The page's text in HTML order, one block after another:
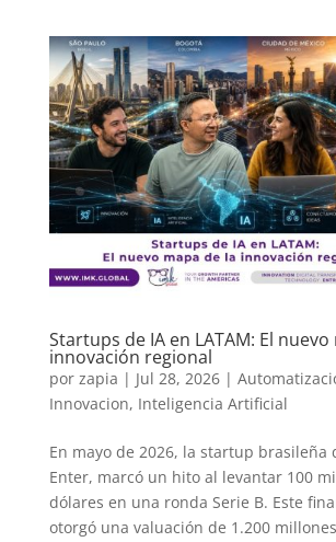
Startups de IA en LATAM: El
innovación regional
por zapia | Jul 28, 2026|
Innovacion, Inteligencia Artificial
En mayo de 2026, la startup brasileña
Enter, marcó un hito al levantar 100
dólares en una ronda Serie B. Este
otorgó una valuación de 1.200